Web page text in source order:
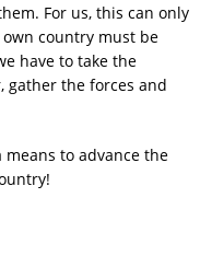
For us, this can only
country must be
have to take the
gather the forces and
to advance the